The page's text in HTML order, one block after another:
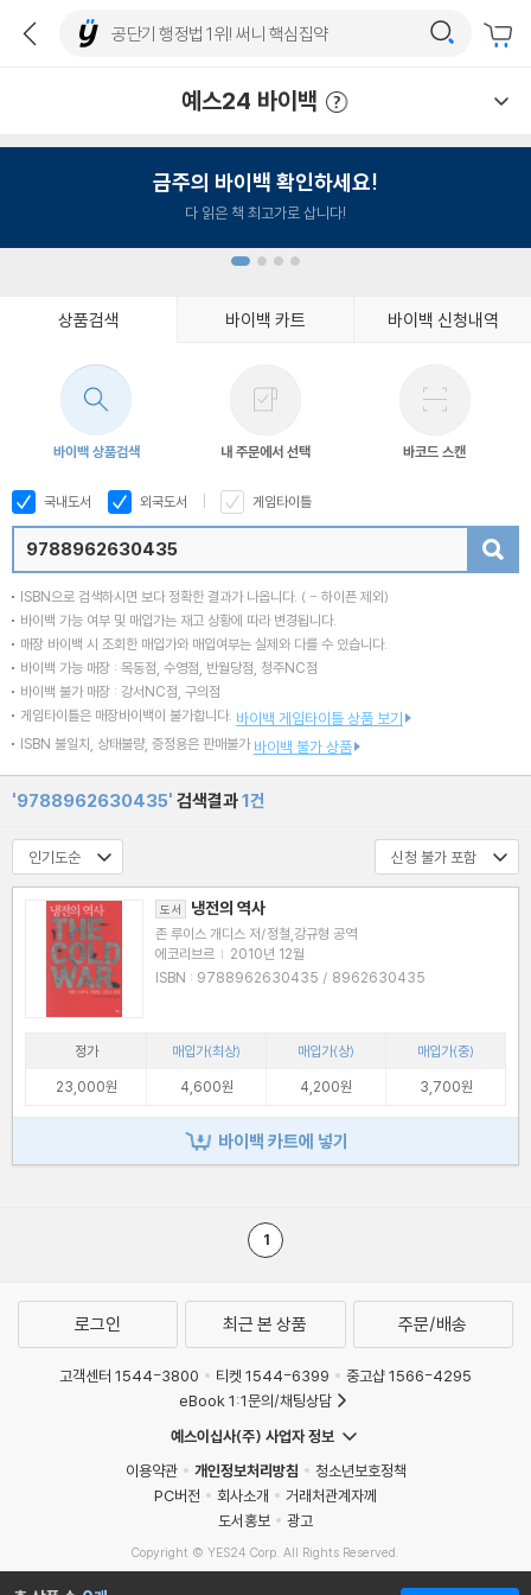
예스24 바이백
금주의 바이백 확인하세요!
다 읽은 책 최고가로 삽니다!
상품검색 바이백 카트 바이백 신청내역
바이백 상품검색 내 주문에서 선택 바코드 스캔
국내도서 외국도서 게임타이틀
ISBN으로 검색하시면 보다 정확한 결과가 나옵니다. ( - 하이픈 제외)
바이백 가능 여부 및 매입가는 재고 상황에 따라 변경됩니다.
매장 바이백 시 조회한 매입가와 매입여부는 실제와 다를 수 있습니다.
바이백 가능 매장 : 목동점, 수영점, 반월당점, 청주NC점
바이백 불가 매장 : 강서NC점, 구의점
게임타이틀은 매장바이백이 불가합니다. 바이백 게임타이틀 상품 보기
ISBN 불일치, 상태불량, 증정용은 판매불가 바이백 불가 상품
'9788962630435' 검색결과1건
도서 냉전의 역사
존 루이스 개디스 저/정철,강규형 공역
에코리브르 | 2010년 12월
ISBN : 9788962630435 / 8962630435
정가 매입가(최상) 매입가(상)
매입가(중)
23,000원
4,600원 4,200원 3,700원
바이백 카트에 넣기
1
로그인 최근 본 상품 주문/배송
고객센터 1544-3800 티켓 1544-6399
중고샵 1566-4295
eBook 1:1문의/채팅상담
예스이십사(주) 사업자 정보
이용약관
개인정보처리방침
청소년보호정책
PC버전
회사소개
거래처관계자께
도서홍보
광고
Copyright © YES24 Corp. All Rights Reserved.
MATOM9